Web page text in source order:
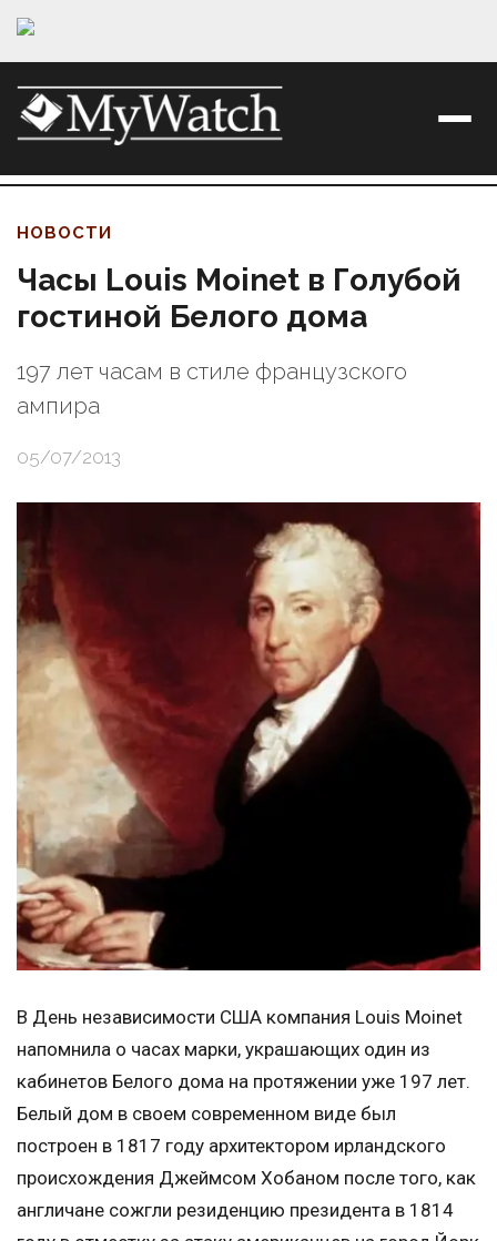
НОВОСТИ
Часы Louis Moinet в Голубой
гостиной Белого дома
197 лет часам в стиле французского
ампира
05/07/2013
В День независимости США компания Louis Moinet
напомнила о часах марки, украшающих один из
кабинетов Белого дома на протяжении уже 197 лет.
Белый дом в своем современном виде был
построен в 1817 году архитектором ирландского
происхождения Джеймсом Хобаном после того, как
англичане сожгли резиденцию президента в 1814